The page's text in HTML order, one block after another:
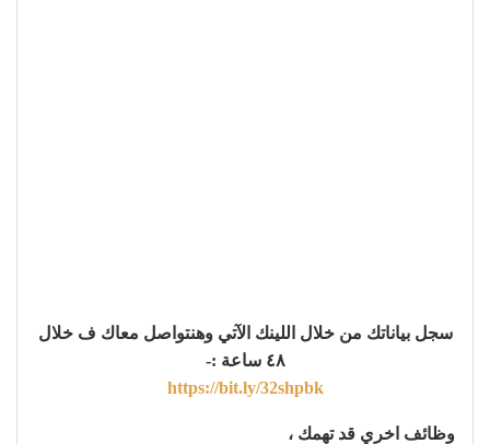
سجل بياناتك من خلال اللينك الآتي وهنتواصل معاك ف خلال
٤٨ ساعة :-
https://bit.ly/32shpbk
وظائف اخري قد تهمك ،